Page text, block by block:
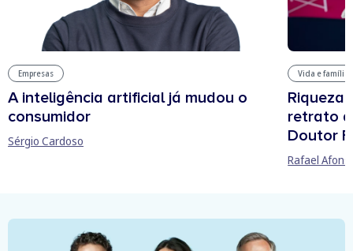
Empresas
A inteligência artificial já mudou o
consumidor
Sérgio Cardoso
Vida e família
retrato
Doutor
Rafael